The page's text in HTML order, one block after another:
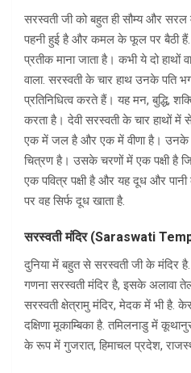
सरस्वती जी को बहुत ही सौम्य और सरल
पहनी हुई है और कमल के फूल पर बैठी
प्रतीक माना जाता है। कभी ये दो हाथों
वाला. सरस्वती के चार हाथ उनके पति
प्रतिनिधित्व करते हैं। यह मन, बुद्धि,
करता है। देवी सरस्वती के चार हाथों
एक में जल है और एक में वीणा है। उनके
चित्रण है। उसके चरणों में एक पक्षी है
एक पवित्र पक्षी है और यह दूध और
पर वह सिर्फ दूध खाता है.
सरस्वती मंदिर (Saraswati
दुनिया में बहुत से सरस्वती जी के मंदिर है.
गणना सरस्वती मंदिर है, इसके अलावा
सरस्वती क्षेत्रामु मंदिर, मेदक में भी है.
दक्षिणा मूकाम्बिका है. तमिलनाडु में
के रूप में गुजरात, हिमाचल प्रदेश,